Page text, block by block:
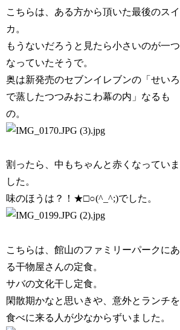
こちらは、ある方から頂いた最後のスイ
カ。
もうないだろうと見たら小さいのが一つ
なっていたそうで。
奥は新発売のセブンイレブンの「せいろ
で蒸したつつみおこわ幕の内」なるも
の。
割ったら、中もちゃんと赤くなっていま
した。
味のほうは？！★□○(^_^;)でした。
こちらは、館山のファミリーパークにあ
る干物屋さんの定食。
サバの文化干し定食。
閑散期かなと思いきや、意外とランチを
食べに来る人が少なからずいました。